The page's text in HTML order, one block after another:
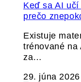
Keď sa AI
prečo
Existuje
trénované na
za…
29. júna 2026